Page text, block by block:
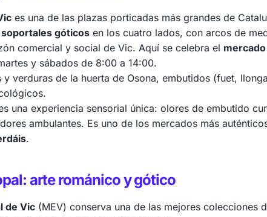
es una de las plazas porticadas más grandes de
soportales góticos en los cuatro lados, con arcos de
comercial y social de Vic. Aquí se celebra el
y sábados de 8:00 a 14:00.
y verduras de la huerta de Osona, embutidos (fuet,
una experiencia sensorial única: olores de embutido
ambulantes. Es uno de los mercados más
.
arte románico y gótico
de Vic (MEV) conserva una de las mejores colecciones